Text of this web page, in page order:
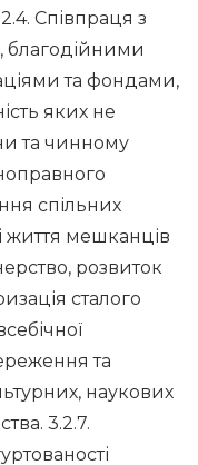
Співпраця з
благодійними
та фондами,
яких не
та чинному
спільних
життя мешканців
розвиток
сталого
та
наукових
3.2.7.